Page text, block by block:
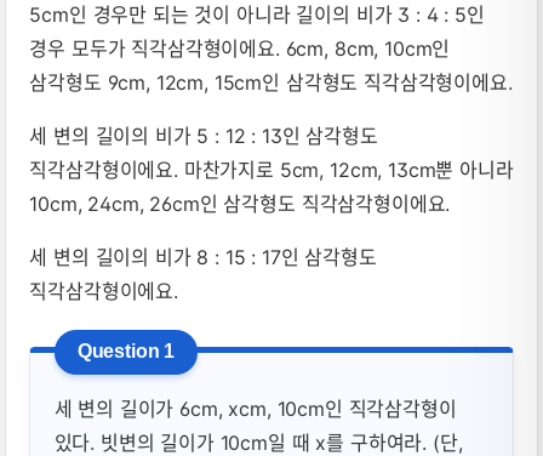
5cm인 경우만 되는 것이 아니라 길이의 비가 3 : 4 : 5인
경우 모두가 직각삼각형이에요. 6cm, 8cm, 10cm인
삼각형도 9cm, 12cm, 15cm인 삼각형도 직각삼각형이에요.
세 변의 길이의 비가 5 : 12 : 13인 삼각형도
직각삼각형이에요. 마찬가지로 5cm, 12cm, 13cm뿐 아니라
10cm, 24cm, 26cm인 삼각형도 직각삼각형이에요.
세 변의 길이의 비가 8 : 15 : 17인 삼각형도
직각삼각형이에요.
세 변의 길이가 6cm, xcm, 10cm인 직각삼각형이
있다. 빗변의 길이가 10cm일 때 x를 구하여라. (단,